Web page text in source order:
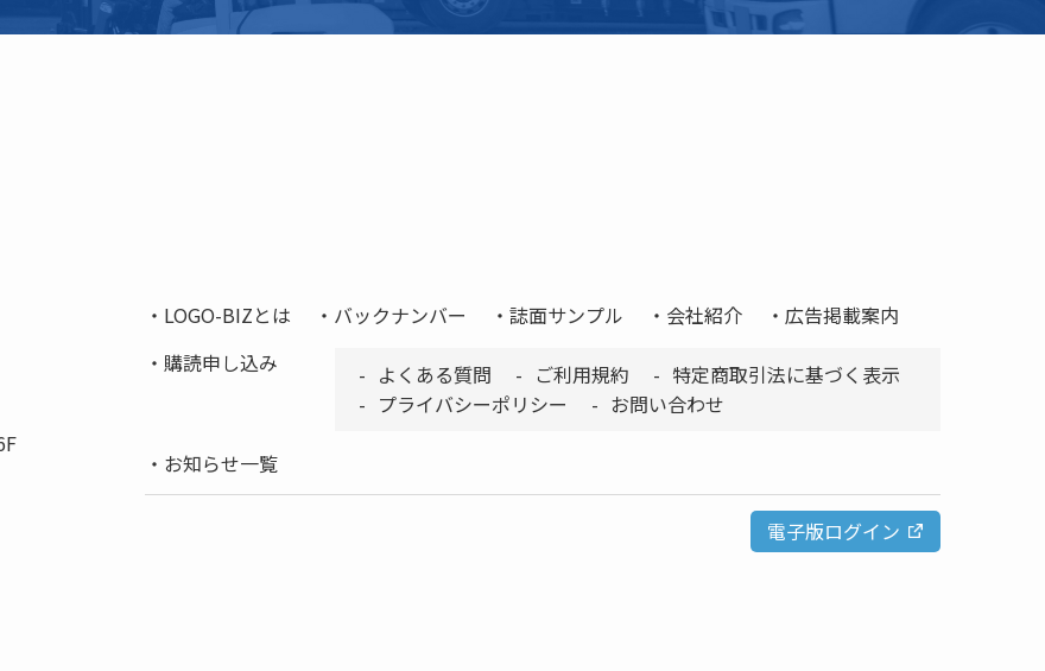
LOGO-BIZとは バックナンバー 誌面サンプル 会社紹介
広告掲載案内
購読申し込み
よくある質問 ご利用規約
特定商取引法に基づく表示
プライバシーポリシー
お問い合わせ
お知らせ一覧
電子版ログイン